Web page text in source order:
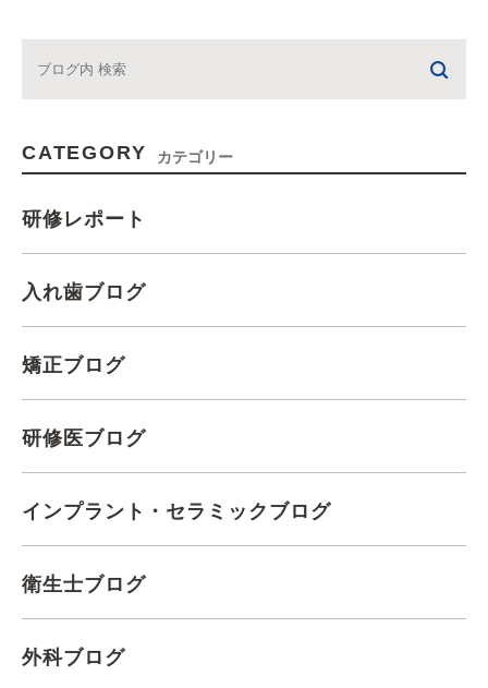
CATEGORY カテゴリー
研修レポート
入れ歯ブログ
矯正ブログ
研修医ブログ
インプラント・セラミックブログ
衛生士ブログ
外科ブログ